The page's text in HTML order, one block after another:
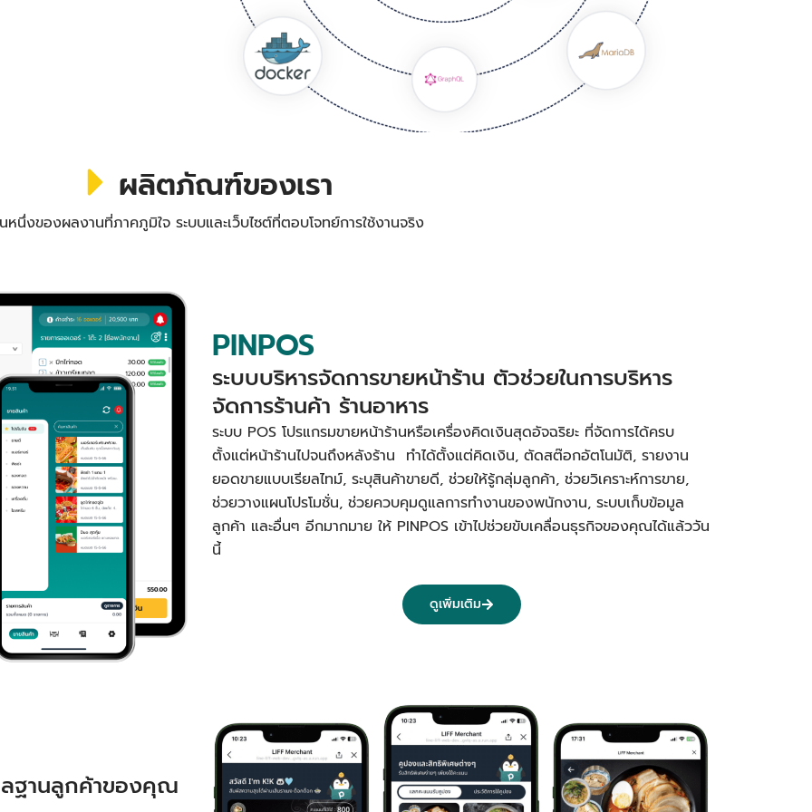
ผลิตภัณฑ์ของเรา
หนึ่งของผลงานที่ภาคภูมิใจ ระบบและเว็บไซต์ที่ตอบโจทย์การใช้งานจริง
PINPOS
ระบบบริหารจัดการขายหน้าร้าน ตัวช่วยในการบริหาร
จัดการร้านค้า ร้านอาหาร
ระบบ POS โปรแกรมขายหน้าร้านหรือเครื่องคิดเงินสุดอัจฉริยะ ที่จัดการได้ครบ
ตั้งแต่หน้าร้านไปจนถึงหลังร้าน ทำได้ตั้งแต่คิดเงิน, ตัดสต๊อกอัตโนมัติ, รายงาน
ยอดขายแบบเรียลไทม์, ระบุสินค้าขายดี, ช่วยให้รู้กลุ่มลูกค้า, ช่วยวิเคราะห์การขาย,
ช่วยวางแผนโปรโมชั่น, ช่วยควบคุมดูแลการทำงานของพนักงาน, ระบบเก็บข้อมูล
ลูกค้า และอื่นๆ อีกมากมาย ให้ PINPOS เข้าไปช่วยขับเคลื่อนธุรกิจของคุณได้แล้ววัน
นี้
ดูเพิ่มเติม
ฐานลูกค้าของคุณ